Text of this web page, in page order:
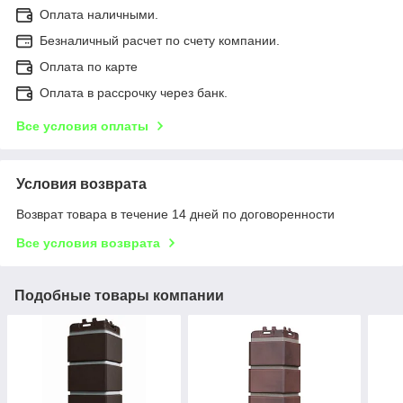
Оплата наличными.
Безналичный расчет по счету компании.
Оплата по карте
Оплата в рассрочку через банк.
Все условия оплаты
Условия возврата
Возврат товара в течение 14 дней по договоренности
Все условия возврата
Подобные товары компании